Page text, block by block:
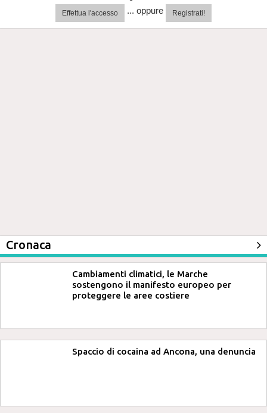
Effettua l'accesso ... oppure Registrati!
Cronaca
Cambiamenti climatici, le Marche
sostengono il manifesto europeo per
proteggere le aree costiere
Spaccio di cocaina ad Ancona, una denuncia